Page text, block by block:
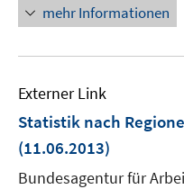
mehr Informationen
Externer Link
Statistik nach
(11.06.2013)
Bundesagentur für